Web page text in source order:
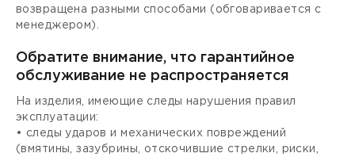
возвращена разными способами (обговаривается с
менеджером).
Обратите внимание, что гарантийное
обслуживание не распространяется
На изделия, имеющие следы нарушения правил
эксплуатации:
• следы ударов и механических повреждений
(вмятины, зазубрины, отскочившие стрелки, риски,